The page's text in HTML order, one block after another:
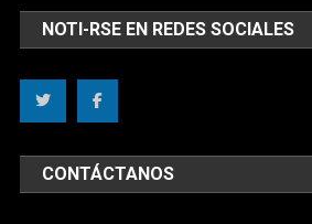
NOTI-RSE EN REDES SOCIALES
CONTÁCTANOS